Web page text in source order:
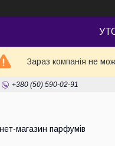
Зараз компанія не
+380 (50) 590-02-91
магазин парфумів